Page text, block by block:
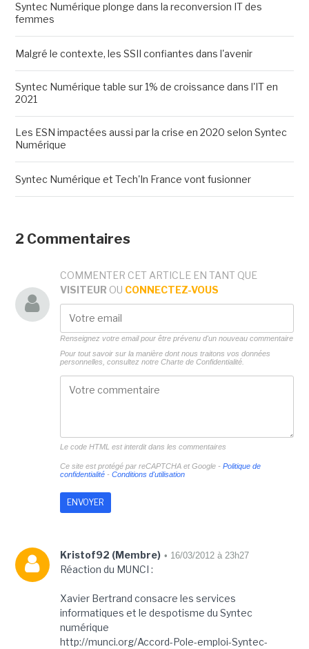
Syntec Numérique plonge dans la reconversion IT des
femmes
Malgré le contexte, les SSII confiantes dans l'avenir
Syntec Numérique table sur 1% de croissance dans l'IT en
2021
Les ESN impactées aussi par la crise en 2020 selon Syntec
Numérique
Syntec Numérique et Tech'In France vont fusionner
2 Commentaires
COMMENTER CET ARTICLE EN TANT QUE
VISITEUR OU CONNECTEZ-VOUS
Renseignez votre email pour être prévenu d'un nouveau commentaire
Pour tout savoir sur la manière dont nous traitons vos données
personnelles, consultez notre Charte de Confidentialité.
Le code HTML est interdit dans les commentaires
Ce site est protégé par reCAPTCHA et Google - Politique de
confidentialité- Conditions d'utilisation
Kristof92 (Membre) • 16/03/2012 à 23h27
Réaction du MUNCI :
Xavier Bertrand consacre les services
informatiques et le despotisme du Syntec
numérique
http://munci.org/Accord-Pole-emploi-Syntec-